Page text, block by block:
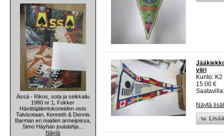
Ässä - Rikos, sota ja seikkailu
1980 nr 1, Fokker
Hävittäjälentokoneiden osto
Talvisotaan, Kenneth & Dennis
Barman eri maiden armeijoissa,
Simo Häyhän joululahja...
Näytä
viiri
Kunto:
15.00 €
Näytä